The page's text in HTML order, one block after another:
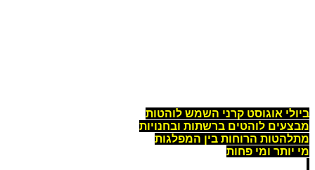
ביולי אוגוסט קרני השמש לוהטות
מבצעים לוהטים ברשתות ובחנויות
מתלהטות הרוחות בין המפלגות
מי יותר ומי פחות